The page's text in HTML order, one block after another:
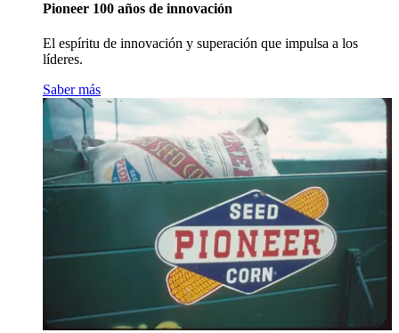
Pioneer 100 años de innovación
El espíritu de innovación y superación que impulsa a los
líderes.
Saber más